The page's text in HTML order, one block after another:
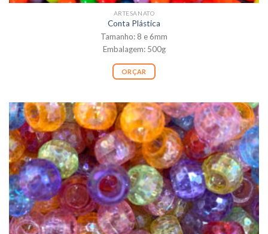
ARTESANATO
Conta Plástica
Tamanho: 8 e 6mm
Embalagem: 500g
ORÇAR